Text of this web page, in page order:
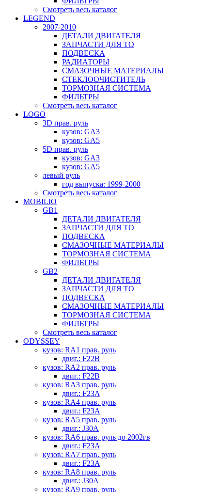
Смотреть весь каталог
LEGEND
2007-2010
ДЕТАЛИ ДВИГАТЕЛЯ
ЗАПЧАСТИ ДЛЯ ТО
ПОДВЕСКА
РАДИАТОРЫ
СМАЗОЧНЫЕ МАТЕРИАЛЫ
СТЕКЛООЧИСТИТЕЛЬ
ТОРМОЗНАЯ СИСТЕМА
ФИЛЬТРЫ
Смотреть весь каталог
LOGO
3D прав. руль
кузов: GA3
кузов: GA5
5D прав. руль
кузов: GA3
кузов: GA5
левый руль
год выпуска: 1999-2000
Смотреть весь каталог
MOBILIO
GB1
ДЕТАЛИ ДВИГАТЕЛЯ
ЗАПЧАСТИ ДЛЯ ТО
ПОДВЕСКА
СМАЗОЧНЫЕ МАТЕРИАЛЫ
ТОРМОЗНАЯ СИСТЕМА
ФИЛЬТРЫ
GB2
ДЕТАЛИ ДВИГАТЕЛЯ
ЗАПЧАСТИ ДЛЯ ТО
ПОДВЕСКА
СМАЗОЧНЫЕ МАТЕРИАЛЫ
ТОРМОЗНАЯ СИСТЕМА
ФИЛЬТРЫ
Смотреть весь каталог
ODYSSEY
кузов: RA1 прав. руль
двиг.: F22B
кузов: RA2 прав. руль
двиг.: F22B
кузов: RA3 прав. руль
двиг.: F23A
кузов: RA4 прав. руль
двиг.: F23A
кузов: RA5 прав. руль
двиг.: J30A
кузов: RA6 прав. руль до 2002гв
двиг.: F23A
кузов: RA7 прав. руль
двиг.: F23A
кузов: RA8 прав. руль
двиг.: J30A
кузов: RA9 прав. руль